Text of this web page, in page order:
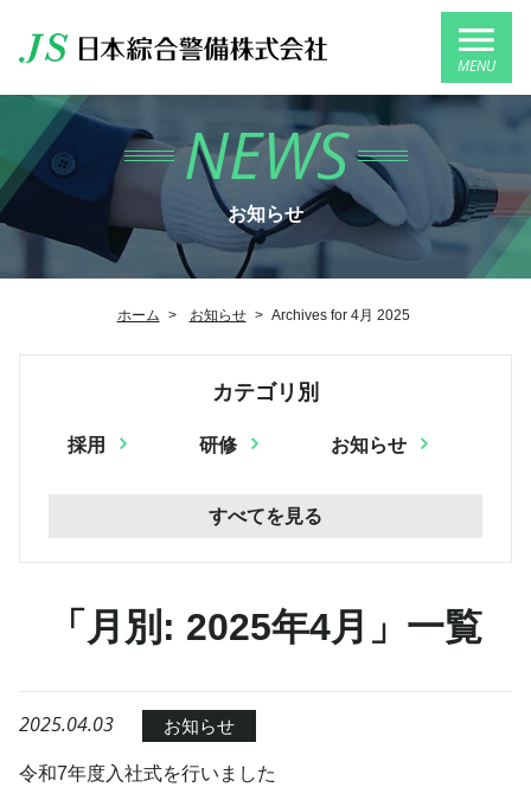
MENU
NEWS
お知らせ
ホーム > お知らせ > Archives for 4月 2025
カテゴリ別
採用 研修 お知らせ
すべてを見る
「月別: 2025年4月」一覧
2025.04.03 お知らせ
令和7年度入社式を行いました